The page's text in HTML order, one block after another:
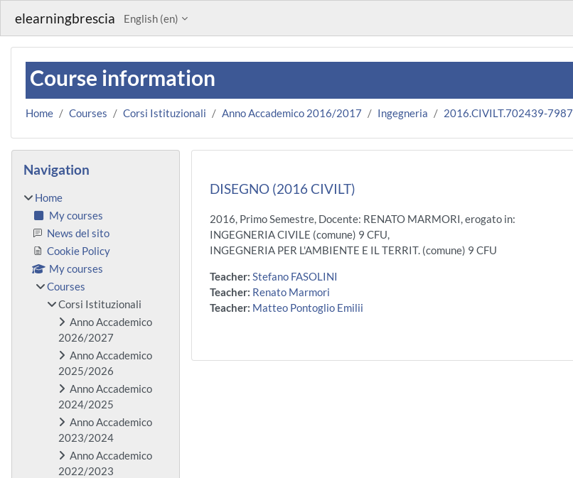
elearningbrescia English ‎(en)‎
Course information
Home Courses Corsi Istituzionali Anno Accademico 2016/2017 Ingegneria 2016.CIVILT.702439-7987
DISEGNO (2016 CIVILT)
2016, Primo Semestre, Docente: RENATO MARMORI, erogato in:
INGEGNERIA CIVILE (comune) 9 CFU,
INGEGNERIA PER L'AMBIENTE E IL TERRIT. (comune) 9 CFU
Teacher: Stefano FASOLINI
Teacher: Renato Marmori
Teacher: Matteo Pontoglio Emilii
Blocks
Navigation
Home
My courses
News del sito
Cookie Policy
My courses
Courses
Corsi Istituzionali
Anno Accademico
2026/2027
Anno Accademico
2025/2026
Anno Accademico
2024/2025
Anno Accademico
2023/2024
Anno Accademico
2022/2023